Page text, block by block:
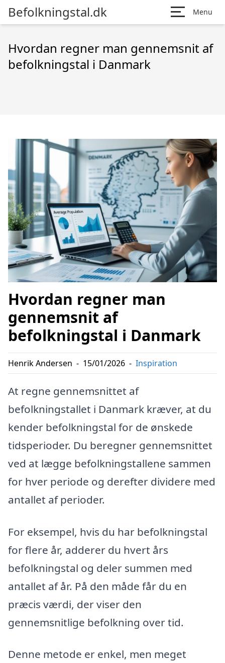
Befolkningstal.dk Menu
Hvordan regner man gennemsnit af
befolkningstal i Danmark
Hvordan regner man
gennemsnit af
befolkningstal i Danmark
Henrik Andersen - 15/01/2026 - Inspiration
At regne gennemsnittet af
befolkningstallet i Danmark kræver, at du
kender befolkningstal for de ønskede
tidsperioder. Du beregner gennemsnittet
ved at lægge befolkningstallene sammen
for hver periode og derefter dividere med
antallet af perioder.
For eksempel, hvis du har befolkningstal
for flere år, adderer du hvert års
befolkningstal og deler summen med
antallet af år. På den måde får du en
præcis værdi, der viser den
gennemsnitlige befolkning over tid.
Denne metode er enkel, men meget